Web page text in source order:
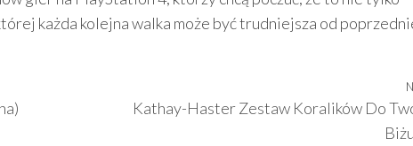
każda kolejna walka może być trudniejsza od
Kathay-Haster Zestaw Koralików Do